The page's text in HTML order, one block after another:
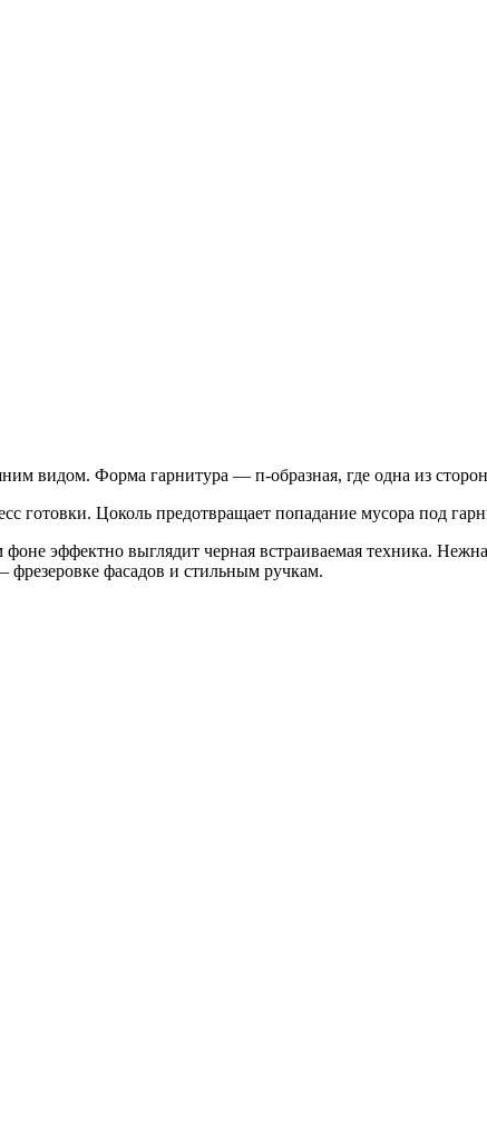
видом. Форма гарнитура — п-образная, где одна из сторон
готовки. Цоколь предотвращает попадание мусора под
эффектно выглядит черная встраиваемая техника.
фасадов и стильным ручкам.